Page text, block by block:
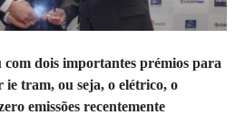
com dois importantes prémios para
tram, ou seja, o elétrico, o
emissões recentemente